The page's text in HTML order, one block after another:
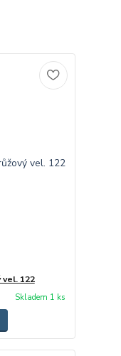
vel. 122
Skladem 1 ks